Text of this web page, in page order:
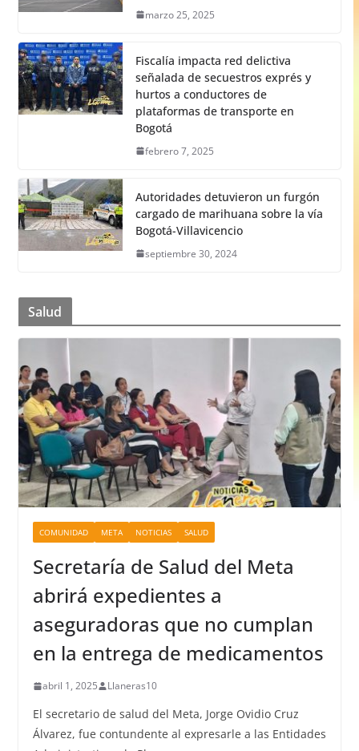
marzo 25, 2025
Fiscalía impacta red delictiva
señalada de secuestros exprés y
hurtos a conductores de
plataformas de transporte en
Bogotá
febrero 7, 2025
Autoridades detuvieron un furgón
cargado de marihuana sobre la vía
Bogotá-Villavicencio
septiembre 30, 2024
Salud
COMUNIDAD META NOTICIAS SALUD
Secretaría de Salud del Meta
abrirá expedientes a
aseguradoras que no cumplan
en la entrega de medicamentos
abril 1, 2025 Llaneras10
El secretario de salud del Meta, Jorge Ovidio Cruz
Álvarez, fue contundente al expresarle a las Entidades